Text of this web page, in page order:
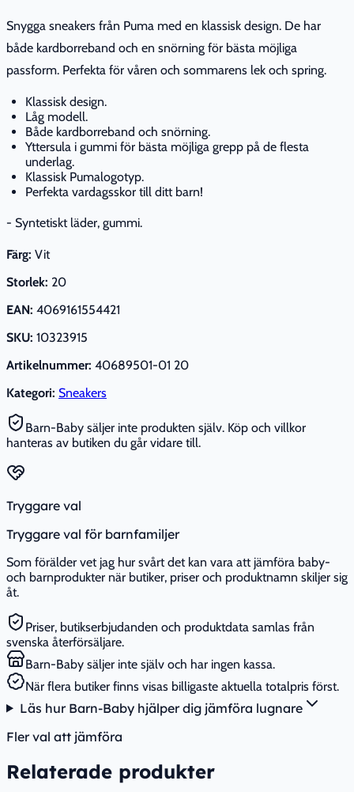
Snygga sneakers från Puma med en klassisk design. De har
både kardborreband och en snörning för bästa möjliga
passform. Perfekta för våren och sommarens lek och spring.
Klassisk design.
Låg modell.
Både kardborreband och snörning.
Yttersula i gummi för bästa möjliga grepp på de flesta
underlag.
Klassisk Pumalogotyp.
Perfekta vardagsskor till ditt barn!
- Syntetiskt läder, gummi.
Färg: Vit
Storlek: 20
EAN: 4069161554421
SKU: 10323915
Artikelnummer: 40689501-01 20
Kategori: Sneakers
Barn-Baby säljer inte produkten själv. Köp och villkor
hanteras av butiken du går vidare till.
Tryggare val
Tryggare val för barnfamiljer
Som förälder vet jag hur svårt det kan vara att jämföra baby-
och barnprodukter när butiker, priser och produktnamn skiljer sig
åt.
Priser, butikserbjudanden och produktdata samlas från
svenska återförsäljare.
Barn-Baby säljer inte själv och har ingen kassa.
När flera butiker finns visas billigaste aktuella totalpris först.
Läs hur Barn-Baby hjälper dig jämföra lugnare
Fler val att jämföra
Relaterade produkter